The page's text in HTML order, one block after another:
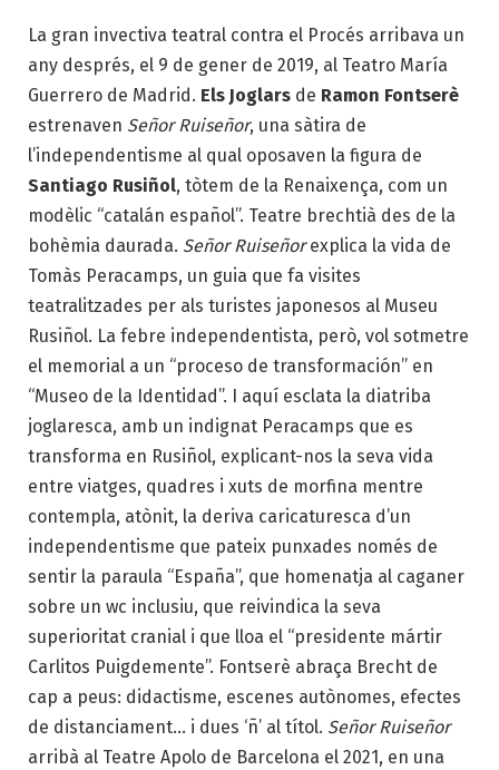
La gran invectiva teatral contra el Procés arribava un
any després, el 9 de gener de 2019, al Teatro María
Guerrero de Madrid. Els Joglars de Ramon Fontserè
estrenaven Señor Ruiseñor, una sàtira de
l’independentisme al qual oposaven la figura de
Santiago Rusiñol, tòtem de la Renaixença, com un
modèlic “catalán español”. Teatre brechtià des de la
bohèmia daurada. Señor Ruiseñorexplica la vida de
Tomàs Peracamps, un guia que fa visites
teatralitzades per als turistes japonesos al Museu
Rusiñol. La febre independentista, però, vol sotmetre
el memorial a un “proceso de transformación” en
“Museo de la Identidad”. I aquí esclata la diatriba
joglaresca, amb un indignat Peracamps que es
transforma en Rusiñol, explicant-nos la seva vida
entre viatges, quadres i xuts de morfina mentre
contempla, atònit, la deriva caricaturesca d’un
independentisme que pateix punxades només de
sentir la paraula “España”, que homenatja al caganer
sobre un wc inclusiu, que reivindica la seva
superioritat cranial i que lloa el “presidente mártir
Carlitos Puigdemente”. Fontserè abraça Brecht de
cap a peus: didactisme, escenes autònomes, efectes
de distanciament… i dues ‘ñ’ al títol. Señor Ruiseñor
arribà al Teatre Apolo de Barcelona el 2021, en una